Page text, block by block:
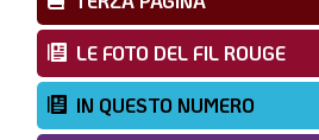
LE FOTO DEL FIL ROUGE
IN QUESTO NUMERO